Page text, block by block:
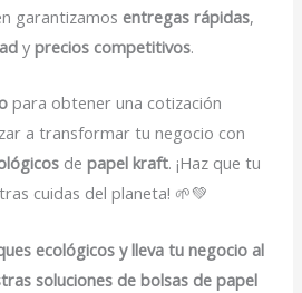
garantizamos entregas rápidas,
yprecios competitivos.
para obtener una cotización
a transformar tu negocio con
depapel kraft. ¡Haz que tu
cuidas del planeta! 🌱💚
ecológicos y lleva tu negocio al
soluciones de bolsas de papel